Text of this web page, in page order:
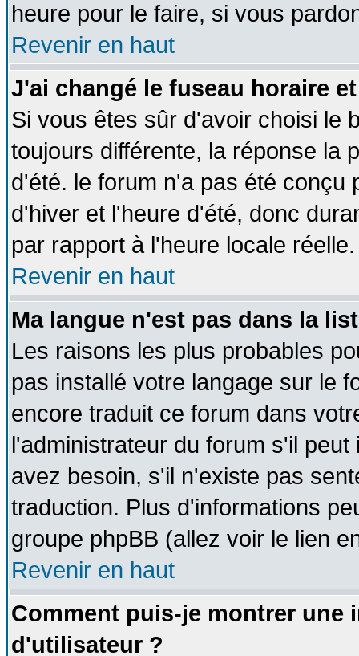
heure pour le faire, si vous
Revenir en haut
J'ai changé le fuseau horaire
Si vous êtes sûr d'avoir choisi le
toujours différente, la réponse la
d'été. le forum n'a pas été conçu
d'hiver et l'heure d'été, donc
par rapport à l'heure locale réelle.
Revenir en haut
Ma langue n'est pas dans la
Les raisons les plus probables
pas installé votre langage sur le
encore traduit ce forum dans
l'administrateur du forum s'il
avez besoin, s'il n'existe pas
traduction. Plus d'informations
groupe phpBB (allez voir le lien
Revenir en haut
Comment puis-je montrer une
d'utilisateur ?